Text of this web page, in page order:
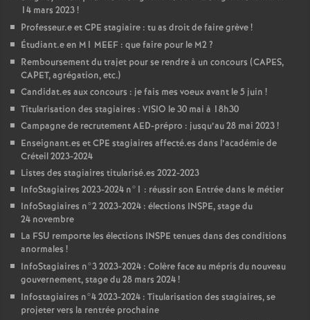
14 mars 2023!
Professeur.e etCPE stagiaire : tu as droit de faire grève!
Étudiant.e en M1 MEEF : que faire pour le M2?
Remboursement du trajet pour se rendre à un concours (CAPES,
CAPET, agrégation, etc.)
Candidat.es aux concours : je fais mes voeux avant le 5 juin !
Titularisation des stagiaires : VISIO le 30 mai à 18h30
Campagne de recrutementAED-prépro : jusqu’au 28 mai 2023!
Enseignant.es etCPE stagiaires affecté.es dans l’académie de
Créteil 2023-2024
Listes des stagiaires titularisé.es 2022-2023
InfoStagiaires 2023-2024 n°1 : réussir son Entrée dans le métier
InfoStagiaires n°2 2023-2024 : élections INSPE, stage du
24 novembre
La FSU remporte les élections INSPE tenues dans des conditions
anormales !
InfoStagiaires n°3 2023-2024 : Colère face au mépris du nouveau
gouvernement, stage du 28 mars 2024!
Infostagiaires n°4 2023-2024 : Titularisation des stagiaires, se
projeter vers la rentrée prochaine